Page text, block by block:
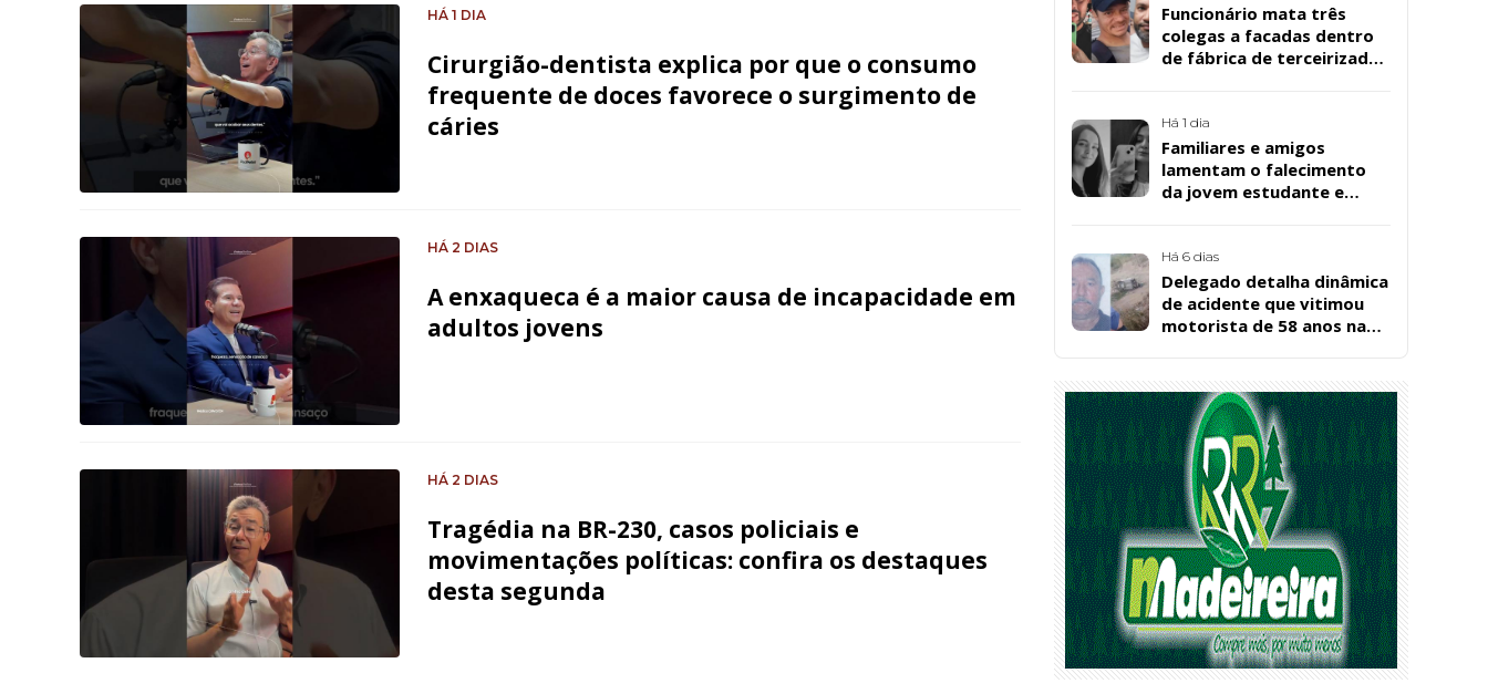
HÁ 1 DIA
Cirurgião-dentista explica por que o consumo
frequente de doces favorece o surgimento de
cáries
HÁ 2 DIAS
A enxaqueca é a maior causa de incapacidade em
adultos jovens
HÁ 2 DIAS
Tragédia na BR-230, casos policiais e
movimentações políticas: confira os destaques
desta segunda
Funcionário mata três
colegas a facadas dentro
de fábrica de terceirizada
Há 1 dia
Familiares e amigos
lamentam o falecimento
da jovem estudante e
Santos, em Patos
Há 6 dias
Delegado detalha dinâmica
de acidente que vitimou
motorista de 58 anos na